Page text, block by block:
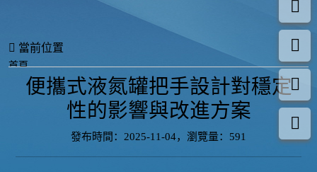
當前位置
首頁
行業動態
便攜式液氮罐把手設計對穩定性的影響與改進方案
便攜式液氮罐把手設計對穩定
性的影響與改進方案
發布時間：2025-11-04，瀏覽量：591